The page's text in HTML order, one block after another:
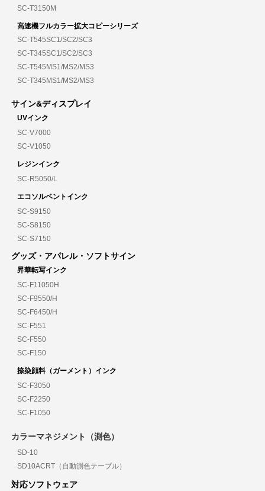
SC-T3150M
高速機フルカラー拡大コピーシリーズ
SC-T545SC1/SC2/SC3
SC-T345SC1/SC2/SC3
SC-T545MS1/MS2/MS3
SC-T345MS1/MS2/MS3
サイン&ディスプレイ
UVインク
SC-V7000
SC-V1050
レジンインク
SC-R5050/L
エコソルベントインク
SC-S9150
SC-S8150
SC-S7150
グッズ・アパレル・ソフトサイン
昇華転写インク
SC-F11050H
SC-F9550/H
SC-F6450/H
SC-F551
SC-F550
SC-F150
捺染顔料（ガーメント）インク
SC-F3050
SC-F2250
SC-F1050
カラーマネジメント（測色）
SD-10
SD10ACRT（自動測色テーブル）
対応ソフトウェア